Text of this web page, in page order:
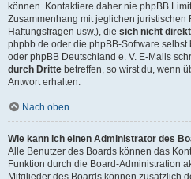
können. Kontaktiere daher nie phpBB
Zusammenhang mit jeglichen
Haftungsfragen usw.), die sich nicht direkt
phpbb.de oder die phpBB-Software
oder phpBB Deutschland e. V. E-Mails
durch Dritte betreffen, so wirst du, wenn
Antwort erhalten.
Nach oben
Wie kann ich einen Administrator des
Alle Benutzer des Boards können das
Funktion durch die Board-Administration
Mitglieder des Boards können zusätzlich